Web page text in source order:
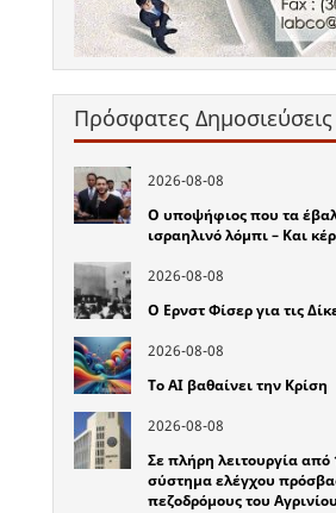
Πρόσφατες Δημοσιεύσεις
2026-08-08
Ο υποψήφιος που τα
ισραηλινό λόμπι – Και
2026-08-08
Ο Ερνστ Φίσερ για τις
2026-08-08
Το ΑΙ βαθαίνει την Κρίση
2026-08-08
Σε πλήρη λειτουργία από
σύστημα ελέγχου
πεζοδρόμους του Αγρινίου